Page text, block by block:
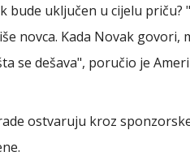
bude uključen u cijelu priču?
novca. Kada Novak govori,
se dešava", poručio je
ostvaruju kroz